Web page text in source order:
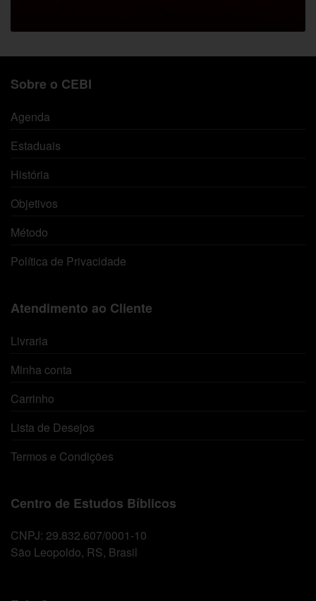
Sobre o CEBI
Agenda
Estaduais
História
Objetivos
Método
Política de Privacidade
Atendimento ao Cliente
Livraria
Minha conta
Carrinho
Lista de Desejos
Termos e Condições
Centro de Estudos Bíblicos
CNPJ: 29.832.607/0001-10
São Leopoldo, RS, Brasil